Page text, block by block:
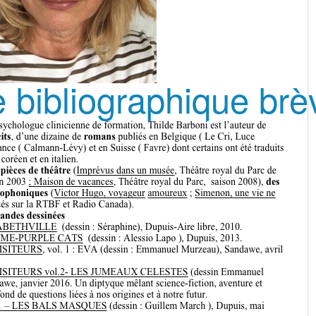
bibliographique